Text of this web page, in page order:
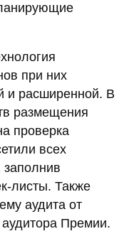
при них
и расширенной. В
размещения
проверка
всех
заполнив
листы. Также
аудита от
Премии.